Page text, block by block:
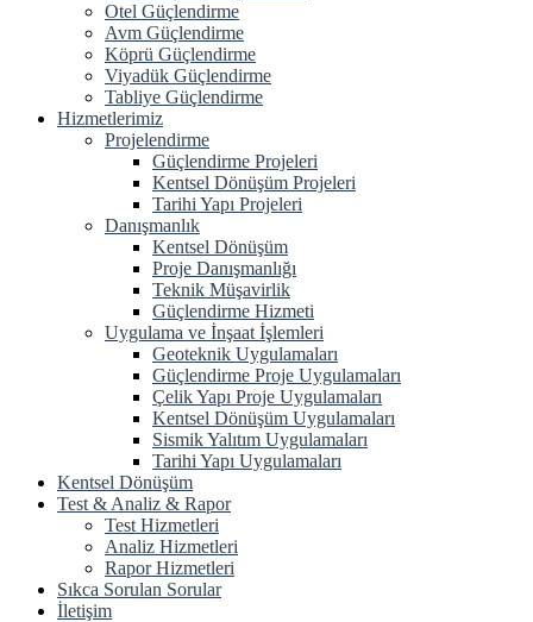
Otel Güçlendirme
Avm Güçlendirme
Köprü Güçlendirme
Viyadük Güçlendirme
Tabliye Güçlendirme
Hizmetlerimiz
Projelendirme
Güçlendirme Projeleri
Kentsel Dönüşüm Projeleri
Tarihi Yapı Projeleri
Danışmanlık
Kentsel Dönüşüm
Proje Danışmanlığı
Teknik Müşavirlik
Güçlendirme Hizmeti
Uygulama ve İnşaat İşlemleri
Geoteknik Uygulamaları
Güçlendirme Proje Uygulamaları
Çelik Yapı Proje Uygulamaları
Kentsel Dönüşüm Uygulamaları
Sismik Yalıtım Uygulamaları
Tarihi Yapı Uygulamaları
Kentsel Dönüşüm
Test & Analiz & Rapor
Test Hizmetleri
Analiz Hizmetleri
Rapor Hizmetleri
Sıkca Sorulan Sorular
İletişim